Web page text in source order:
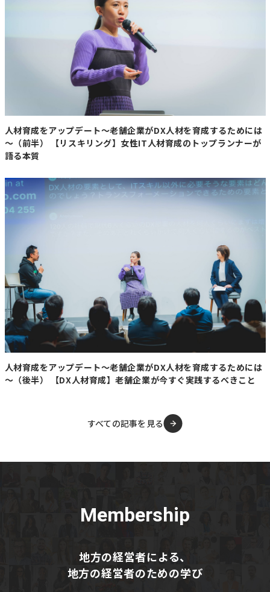
人材育成をアップデート～老舗企業がDX人材を育成するためには
～（前半） 【リスキリング】女性IT人材育成のトップランナーが
語る本質
人材育成をアップデート～老舗企業がDX人材を育成するためには
～（後半） 【DX人材育成】老舗企業が今すぐ実践するべきこと
すべての記事を見る
Membership
地方の経営者による、
地方の経営者のための学び